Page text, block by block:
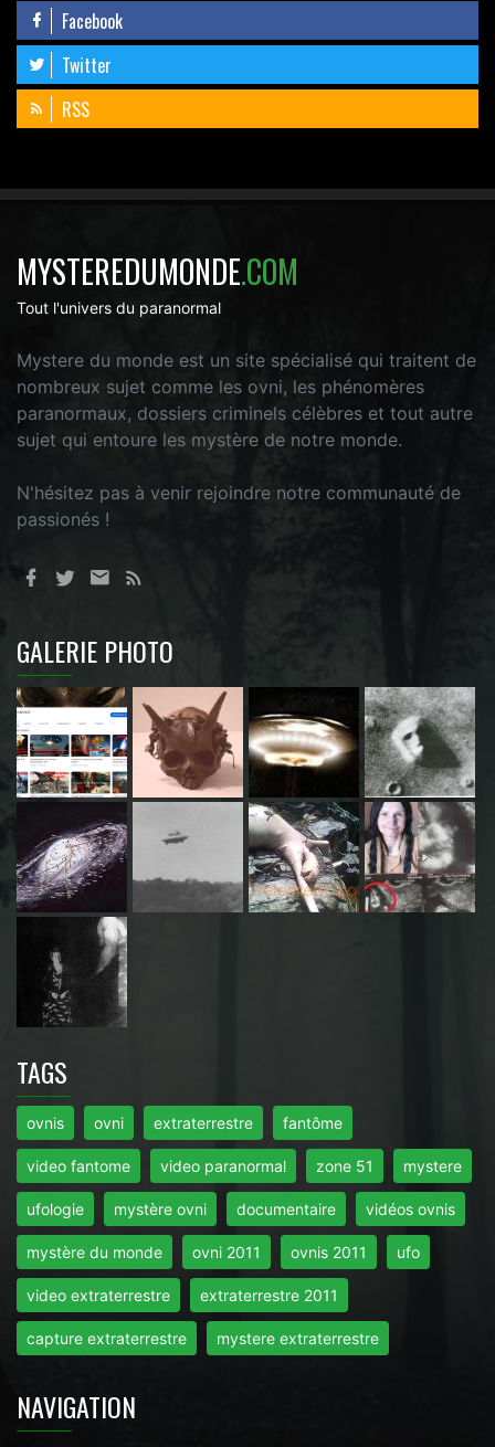
Facebook
Twitter
RSS
MYSTEREDUMONDE.COM
Tout l'univers du paranormal
Mystere du monde est un site spécialisé qui traitent de
nombreux sujet comme les ovni, les phénomères
paranormaux, dossiers criminels célèbres et tout autre
sujet qui entoure les mystère de notre monde.
N'hésitez pas à venir rejoindre notre communauté de
passionés !
GALERIE PHOTO
TAGS
ovnis ovni extraterrestre fantôme
video fantome video paranormal zone 51 mystere
ufologie mystère ovni documentaire vidéos ovnis
mystère du monde ovni 2011 ovnis 2011 ufo
video extraterrestre extraterrestre 2011
capture extraterrestre mystere extraterrestre
NAVIGATION